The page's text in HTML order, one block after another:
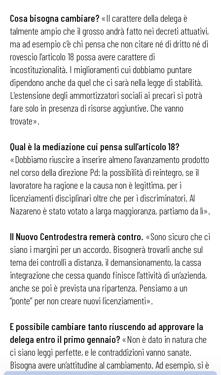
Cosa bisogna cambiare? «Il carattere della delega è
talmente ampio che il grosso andrà fatto nei decreti attuativi,
ma ad esempio c’è chi pensa che non citare né di dritto né di
rovescio l’articolo 18 possa avere carattere di
incostituzionalità. I miglioramenti cui dobbiamo puntare
dipendono anche da quel che ci sarà nella legge di stabilità.
L’estensione degli ammortizzatori sociali ai precari si potrà
fare solo in presenza di risorse aggiuntive. Che vanno
trovate».
Qual è la mediazione cui pensa sull’articolo 18?
«Dobbiamo riuscire a inserire almeno l’avanzamento prodotto
nel corso della direzione Pd: la possibilità di reintegro, se il
lavoratore ha ragione e la causa non è legittima, per i
licenziamenti disciplinari oltre che per i discriminatori. Al
Nazareno è stato votato a larga maggioranza, partiamo da lì».
II Nuovo Centrodestra remerà contro. «Sono sicuro che ci
siano i margini per un accordo. Bisognerà trovarli anche sul
tema dei controlli a distanza, il demansionamento, la cassa
integrazione che cessa quando finisce l’attività di un’azienda,
anche se poi è prevista una ripartenza. Pensiamo a un
“ponte” per non creare nuovi licenziamenti».
E possibile cambiare tanto riuscendo ad approvare la
delega entro il primo gennaio? «Non è dato in natura che
ci siano leggi perfette, e le contraddizioni vanno sanate.
Bisogna avere un’attitudine al cambiamento. Ad esempio, si è